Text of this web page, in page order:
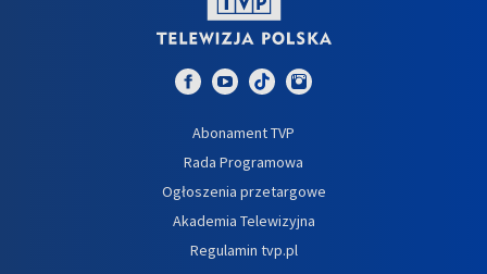
Abonament TVP
Rada Programowa
Ogłoszenia przetargowe
Akademia Telewizyjna
Regulamin tvp.pl